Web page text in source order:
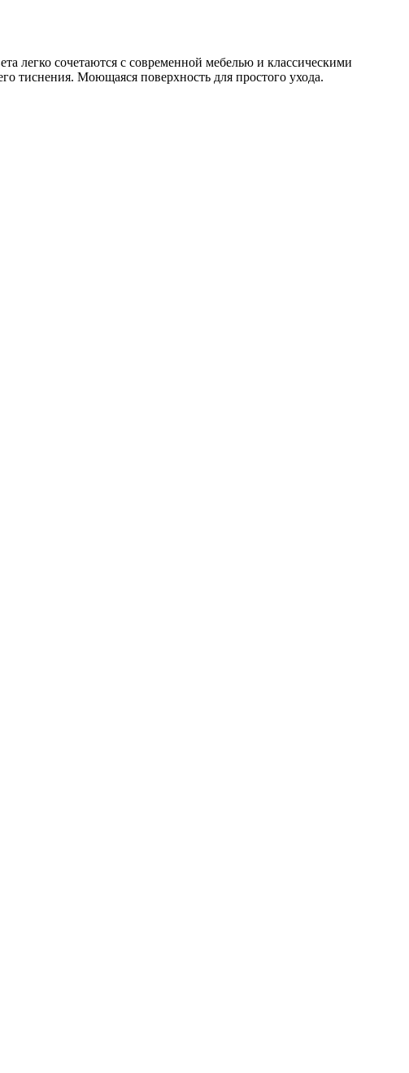
легко сочетаются с современной мебелью и классическими
тиснения. Моющаяся поверхность для простого ухода.